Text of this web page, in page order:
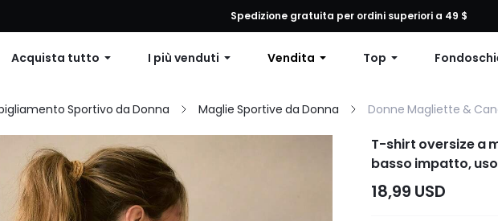
ordine: 10% di sconto su qualsiasi ordine, 12% di sconto su ordini superiori a $79 o 15% di sconto
Spedizione gratuita per ordini superiori a 49 $
Acquista tutto I più venduti Vendita Top
Sportivo da Donna Maglie Sportive da Donna Donne Magliette &
T-shirt oversize a
basso impatto,
18,99 USD